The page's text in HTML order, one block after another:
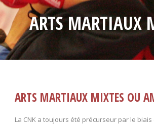
ARTS MARTIAUX
ARTS MARTIAUX MIXTES OU
La CNK a toujours été précurseur par le